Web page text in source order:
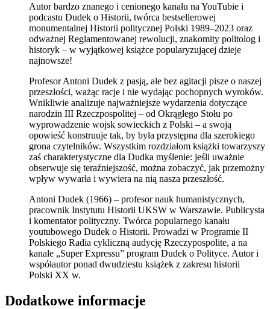
Autor bardzo znanego i cenionego kanału na YouTubie i
podcastu Dudek o Historii, twórca bestsellerowej
monumentalnej Historii politycznej Polski 1989–2023 oraz
odważnej Reglamentowanej rewolucji, znakomity politolog i
historyk – w wyjątkowej książce popularyzującej dzieje
najnowsze!
Profesor Antoni Dudek z pasją, ale bez agitacji pisze o naszej
przeszłości, ważąc racje i nie wydając pochopnych wyroków.
Wnikliwie analizuje najważniejsze wydarzenia dotyczące
narodzin III Rzeczpospolitej – od Okrągłego Stołu po
wyprowadzenie wojsk sowieckich z Polski – a swoją
opowieść konstruuje tak, by była przystępna dla szerokiego
grona czytelników. Wszystkim rozdziałom książki towarzyszy
zaś charakterystyczne dla Dudka myślenie: jeśli uważnie
obserwuje się teraźniejszość, można zobaczyć, jak przemożny
wpływ wywarła i wywiera na nią nasza przeszłość.
Antoni Dudek (1966) – profesor nauk humanistycznych,
pracownik Instytutu Historii UKSW w Warszawie. Publicysta
i komentator polityczny. Twórca popularnego kanału
youtubowego Dudek o Historii. Prowadzi w Programie II
Polskiego Radia cykliczną audycję Rzeczypospolite, a na
kanale „Super Expressu” program Dudek o Polityce. Autor i
współautor ponad dwudziestu książek z zakresu historii
Polski XX w.
Dodatkowe informacje